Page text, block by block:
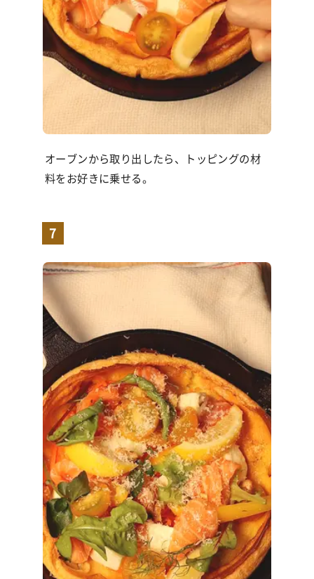
オーブンから取り出したら、トッピングの材
料をお好きに乗せる。
7